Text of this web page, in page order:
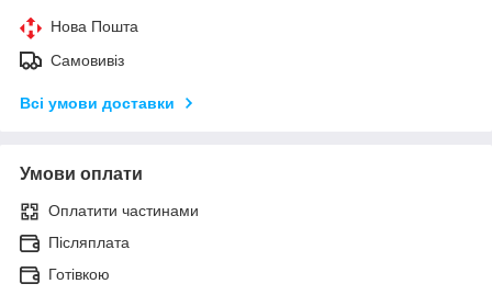
Нова Пошта
Самовивіз
Всі умови доставки
Умови оплати
Оплатити частинами
Післяплата
Готівкою